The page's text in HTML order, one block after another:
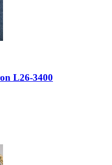
L26-3400